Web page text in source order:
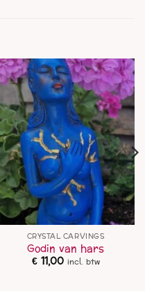
CRYSTAL CARVINGS
Godin van hars
€11,00 incl. btw